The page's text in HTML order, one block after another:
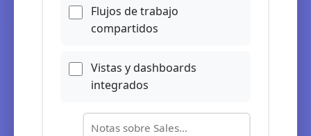
Flujos de trabajo
compartidos
Vistas y dashboards
integrados